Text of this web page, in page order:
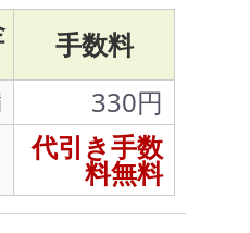
手数料
330円
代引き手数
料無料